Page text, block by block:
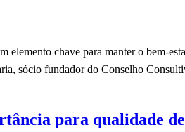
elemento chave para manter o bem-
sócio fundador do Conselho
para qualidade